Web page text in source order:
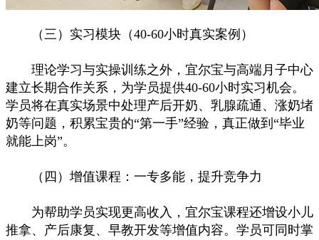
（三）实习模块（40-60小时真实案例）
理论学习与实操训练之外，宜尔宝与高端月子中心
建立长期合作关系，为学员提供40-60小时实习机会。
学员将在真实场景中处理产后开奶、乳腺疏通、涨奶堵
奶等问题，积累宝贵的“第一手”经验，真正做到“毕业
就能上岗”。
（四）增值课程：一专多能，提升竞争力
为帮助学员实现更高收入，宜尔宝课程还增设小儿
推拿、产后康复、早教开发等增值内容。学员可同时掌